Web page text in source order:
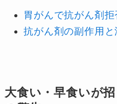
胃がんで抗がん剤
抗がん剤の副作用
大食い・早食いが